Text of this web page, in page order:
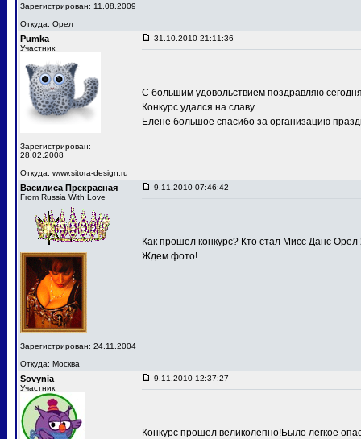
Зарегистрирован: 11.08.2009
Откуда: Орел
Pumka
Участник
Зарегистрирован:
28.02.2008
Откуда: www.sitora-design.ru
31.10.2010 21:11:36
С большим удовольствием поздравляю
Конкурс удался на славу.
Елене большое спасибо за организацию
Василиса Прекрасная
From Russia With Love
Зарегистрирован: 24.11.2004
Откуда: Москва
9.11.2010 07:46:42
Как прошел конкурс? Кто стал Мисс Данс Орел
Ждем фото!
Sovynia
Участник
9.11.2010 12:37:27
Конкурс прошел великолепно!Было легкое